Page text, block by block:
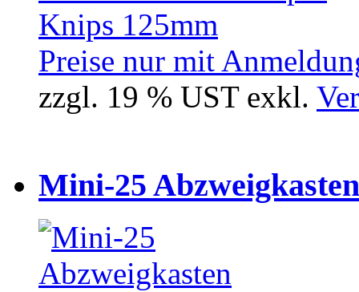
Preise nur mit
zzgl. 19 % UST exkl.
Mini-25